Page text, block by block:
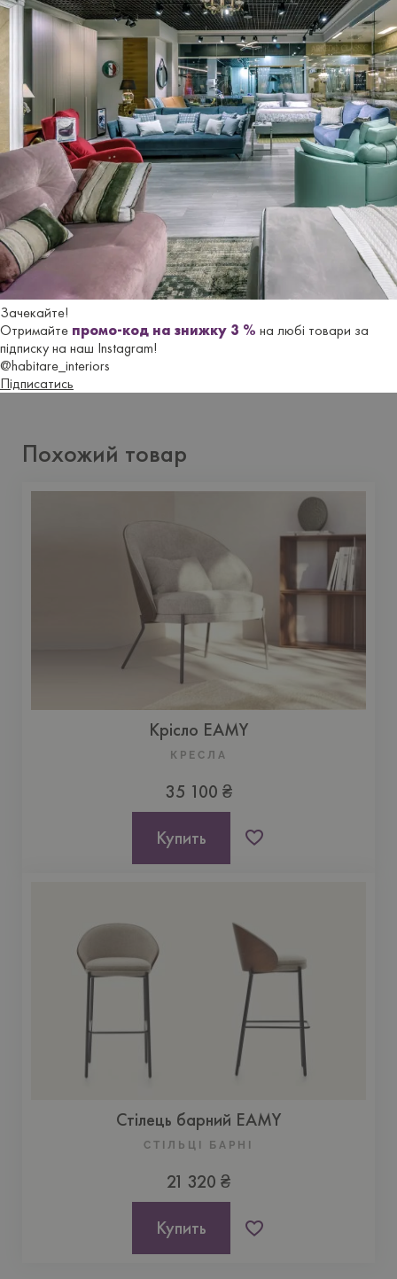
Зачекайте!
Отримайте промо-код на знижку 3 % на любі товари за
підписку на наш Instagram!
@habitare_interiors
Підписатись
сидіння
основа
Дерев'яні
Материал Фліс-букле
Отзывы
Еще не добавлено ни одного отзыва. Будьте первым, кто
это сделает.
Оставить отзыв
Похожий товар
Крісло EAMY
КРЕСЛА
35 100 ₴
Купить
Стілець барний EAMY
СТІЛЬЦІ БАРНІ
21 320 ₴
Купить